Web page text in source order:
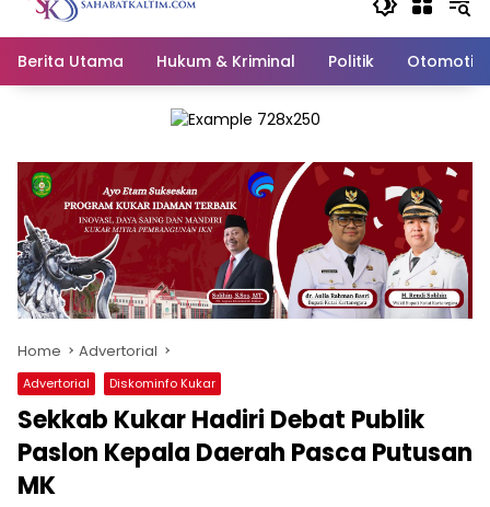
Berita Utama Hukum & Kriminal Politik Otomotif
Home Advertorial
Advertorial Diskominfo Kukar
Sekkab Kukar Hadiri Debat Publik
Paslon Kepala Daerah Pasca Putusan
MK